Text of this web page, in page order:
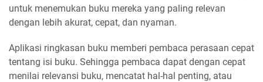
untuk menemukan buku mereka yang paling relevan
dengan lebih akurat, cepat, dan nyaman.
Aplikasi ringkasan buku memberi pembaca perasaan cepat
tentang isi buku. Sehingga pembaca dapat dengan cepat
menilai relevansi buku, mencatat hal-hal penting, atau